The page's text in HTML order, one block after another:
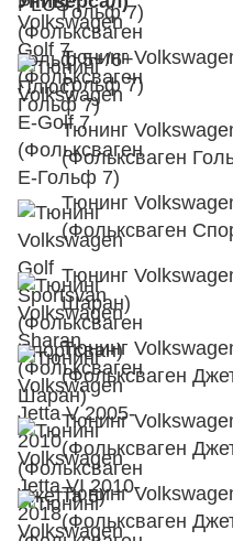
Гольф 7)
Тюнинг
Гольф 7)
Тюнинг
(Фольксваген
Тюнинг
(Фольксваген
Тюнинг
Шаран)
Тюнинг
(Фольксваген
Тюнинг
(Фольксваген
Тюнинг
(Фольксваген